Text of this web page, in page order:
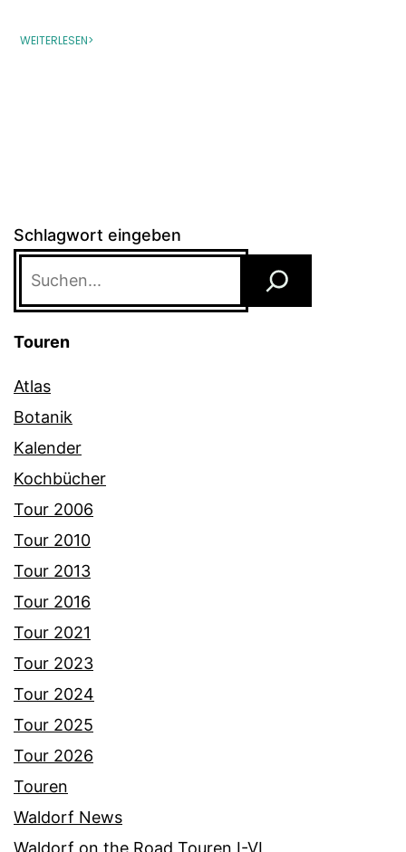
WEITERLESEN>
Schlagwort eingeben
Touren
Atlas
Botanik
Kalender
Kochbücher
Tour 2006
Tour 2010
Tour 2013
Tour 2016
Tour 2021
Tour 2023
Tour 2024
Tour 2025
Tour 2026
Touren
Waldorf News
Waldorf on the Road Touren I-VI